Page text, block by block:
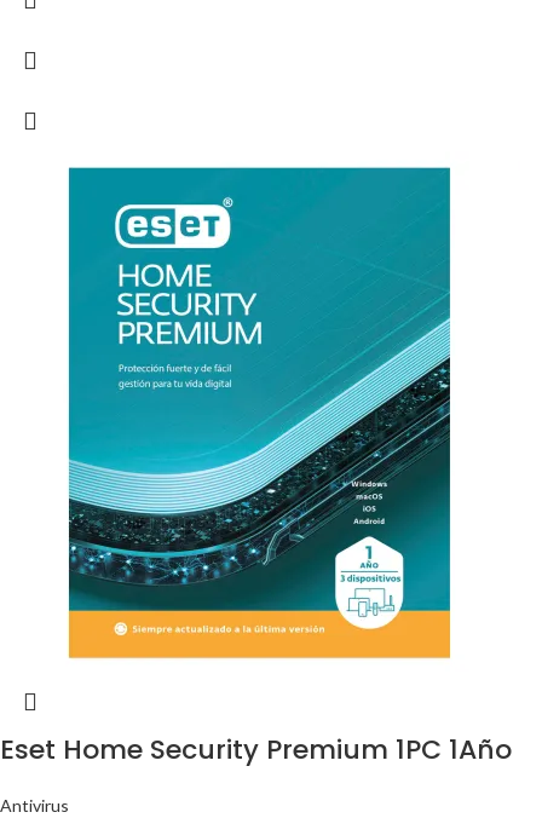
Eset Home Security Premium 1PC 1Año
Antivirus